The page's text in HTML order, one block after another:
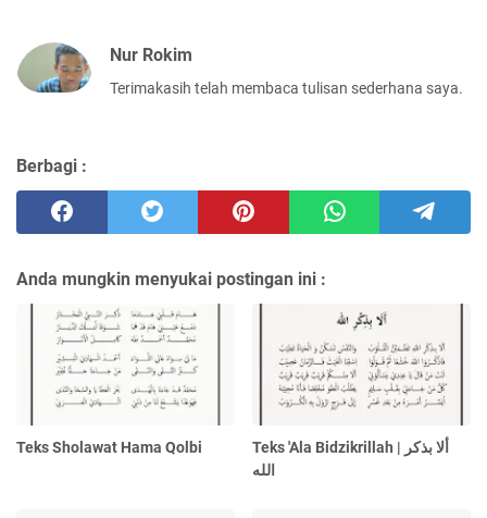
Nur Rokim
Terimakasih telah membaca tulisan sederhana saya.
Berbagi :
Anda mungkin menyukai postingan ini :
Teks Sholawat Hama Qolbi
Teks 'Ala Bidzikrillah | ألا بذكر
الله